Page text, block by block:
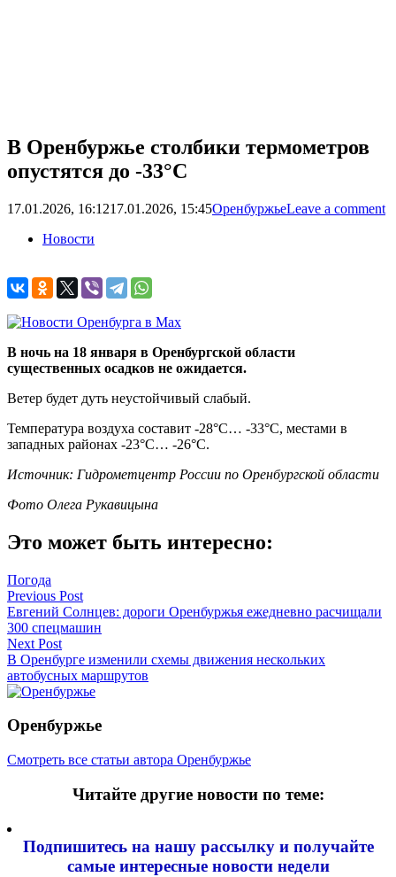
В Оренбуржье столбики термометров
опустятся до -33°C
17.01.2026, 16:1217.01.2026, 15:45ОренбуржьеLeave a comment
Новости
В ночь на 18 января в Оренбургской области
существенных осадков не ожидается.
Ветер будет дуть неустойчивый слабый.
Температура воздуха составит -28°C… -33°C, местами в
западных районах -23°C… -26°C.
Источник: Гидрометцентр России по Оренбургской области
Фото Олега Рукавицына
Это может быть интересно:
Погода
Навигация
по
записям
Previous Post
Евгений Солнцев: дороги Оренбуржья ежедневно расчищали
300 спецмашин
Next Post
В Оренбурге изменили схемы движения нескольких
автобусных маршрутов
Оренбуржье
Смотреть все статьи автора Оренбуржье
Читайте другие новости по теме:
Подпишитесь на нашу рассылку и получайте
самые интересные новости недели